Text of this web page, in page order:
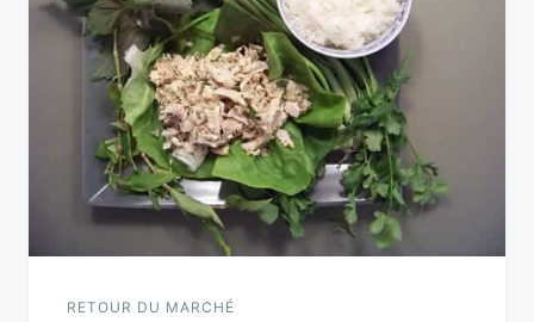
RETOUR DU MARCHÉ